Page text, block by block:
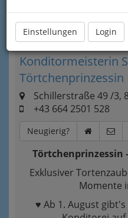
Einstellungen Login
Konditorei auf
Konditormeisterin
Törtchenprinzessin
Schillerstraße 49 /3,
+43 664 2501 528
Neugierig?
Törtchenprinzessin
Exklusiver
Momente
♥ Ab 1. August